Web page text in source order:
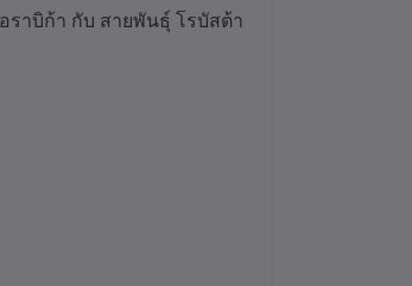
ราบิก้า กับ สายพันธุ์ โรบัสต้า